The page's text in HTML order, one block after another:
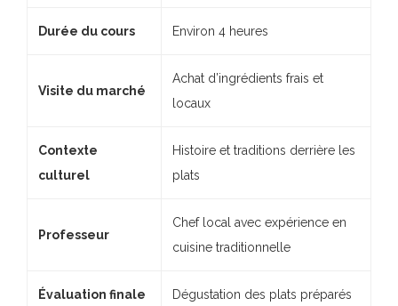
Durée du cours Environ 4 heures
Visite du marché
Achat d’ingrédients frais et
locaux
Contexte
culturel
Histoire et traditions derrière les
plats
Professeur
Chef local avec expérience en
cuisine traditionnelle
Évaluation finale Dégustation des plats préparés